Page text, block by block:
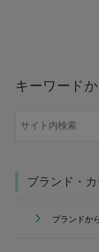
キーワード
ブランド・
ブランドか